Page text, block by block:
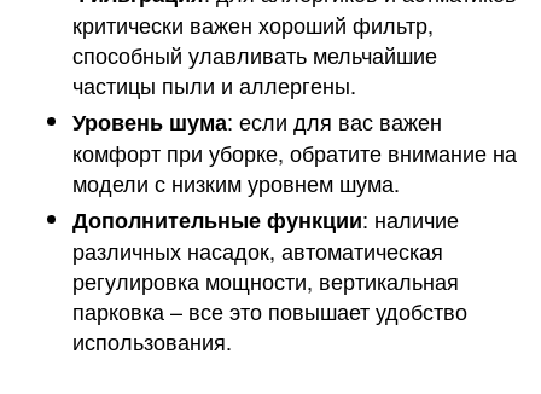
критически важен хороший фильтр,
способный улавливать мельчайшие
частицы пыли и аллергены.
Уровень шума: если для вас важен
комфорт при уборке, обратите внимание на
модели с низким уровнем шума.
Дополнительные функции: наличие
различных насадок, автоматическая
регулировка мощности, вертикальная
парковка – все это повышает удобство
использования.